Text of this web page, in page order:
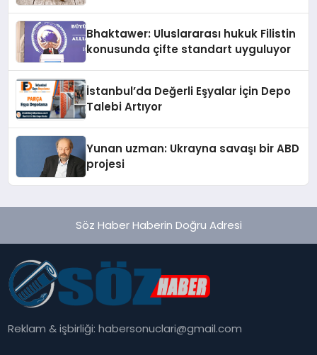
Bhaktawer: Uluslararası hukuk Filistin
konusunda çifte standart uyguluyor
İstanbul’da Değerli Eşyalar İçin Depo
Talebi Artıyor
Yunan uzman: Ukrayna savaşı bir ABD
projesi
Söz Haber Haberin Doğru Adresi
Reklam & işbirliği:habersonuclari@gmail.com